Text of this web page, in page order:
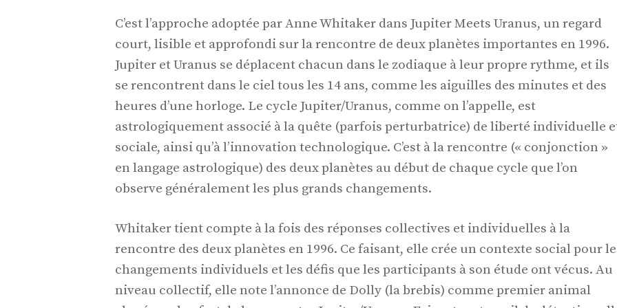
C’est l’approche adoptée par Anne Whitaker dans Jupiter Meets Uranus, un regard
court, lisible et approfondi sur la rencontre de deux planètes importantes en 1996.
Jupiter et Uranus se déplacent chacun dans le zodiaque à leur propre rythme, et ils
se rencontrent dans le ciel tous les 14 ans, comme les aiguilles des minutes et des
heures d’une horloge. Le cycle Jupiter/Uranus, comme on l’appelle, est
astrologiquement associé à la quête (parfois perturbatrice) de liberté individuelle
sociale, ainsi qu’à l’innovation technologique. C’est à la rencontre (« conjonction »
en langage astrologique) des deux planètes au début de chaque cycle que l’on
observe généralement les plus grands changements.
Whitaker tient compte à la fois des réponses collectives et individuelles à la
rencontre des deux planètes en 1996. Ce faisant, elle crée un contexte social pour
changements individuels et les défis que les participants à son étude ont vécus. Au
niveau collectif, elle note l’annonce de Dolly (la brebis) comme premier animal